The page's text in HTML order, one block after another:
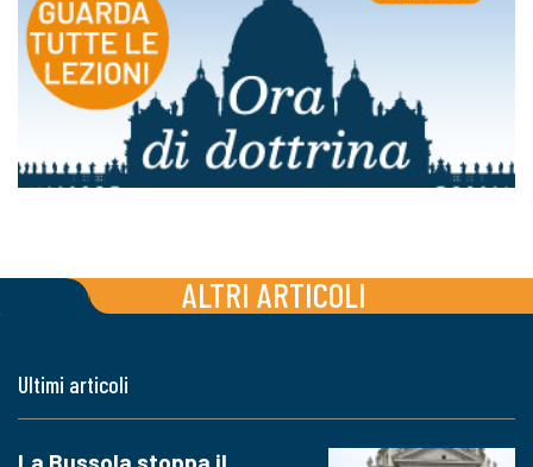
ALTRI ARTICOLI
Ultimi articoli